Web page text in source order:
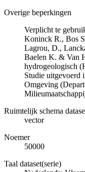
Overige beperkingen
Verplicht te
Koninck R., Bos
Lagrou, D.,
Baelen K. & Van
hydrogeologisch
Studie uitgevoerd
Omgeving
Ruimtelijk schema
vector
Noemer
50000
Taal dataset(serie)